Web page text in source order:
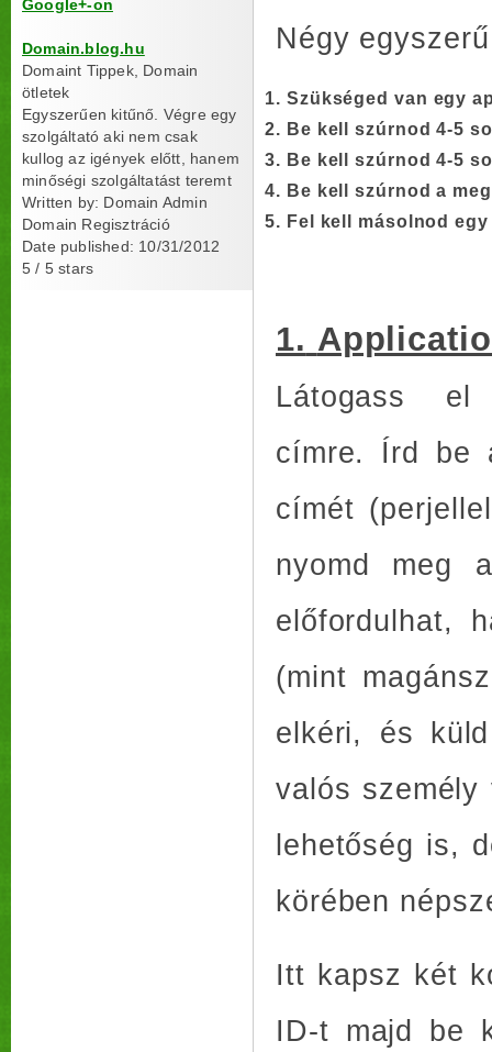
Google+-on
Domain.blog.hu
Domaint Tippek, Domain
ötletek
Egyszerűen kitűnő. Végre egy
szolgáltató aki nem csak
kullog az igények előtt, hanem
minőségi szolgáltatást teremt
Written by: Domain Admin
Domain Regisztráció
Date published: 10/31/2012
5 / 5 stars
Négy
Szükséged van egy
Be kell szúrnod 4-5
Be kell szúrnod 4-5
Be kell szúrnod a
Fel kell másolnod
1.
Látogass
címre. Írd be
címét
nyomd meg
előfordulhat,
(mint
elkéri, és
valós személy
lehetőség is,
körében
Itt kapsz két
ID-t majd be